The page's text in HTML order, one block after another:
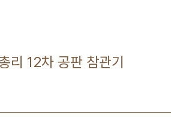
리 12차 공판 참관기